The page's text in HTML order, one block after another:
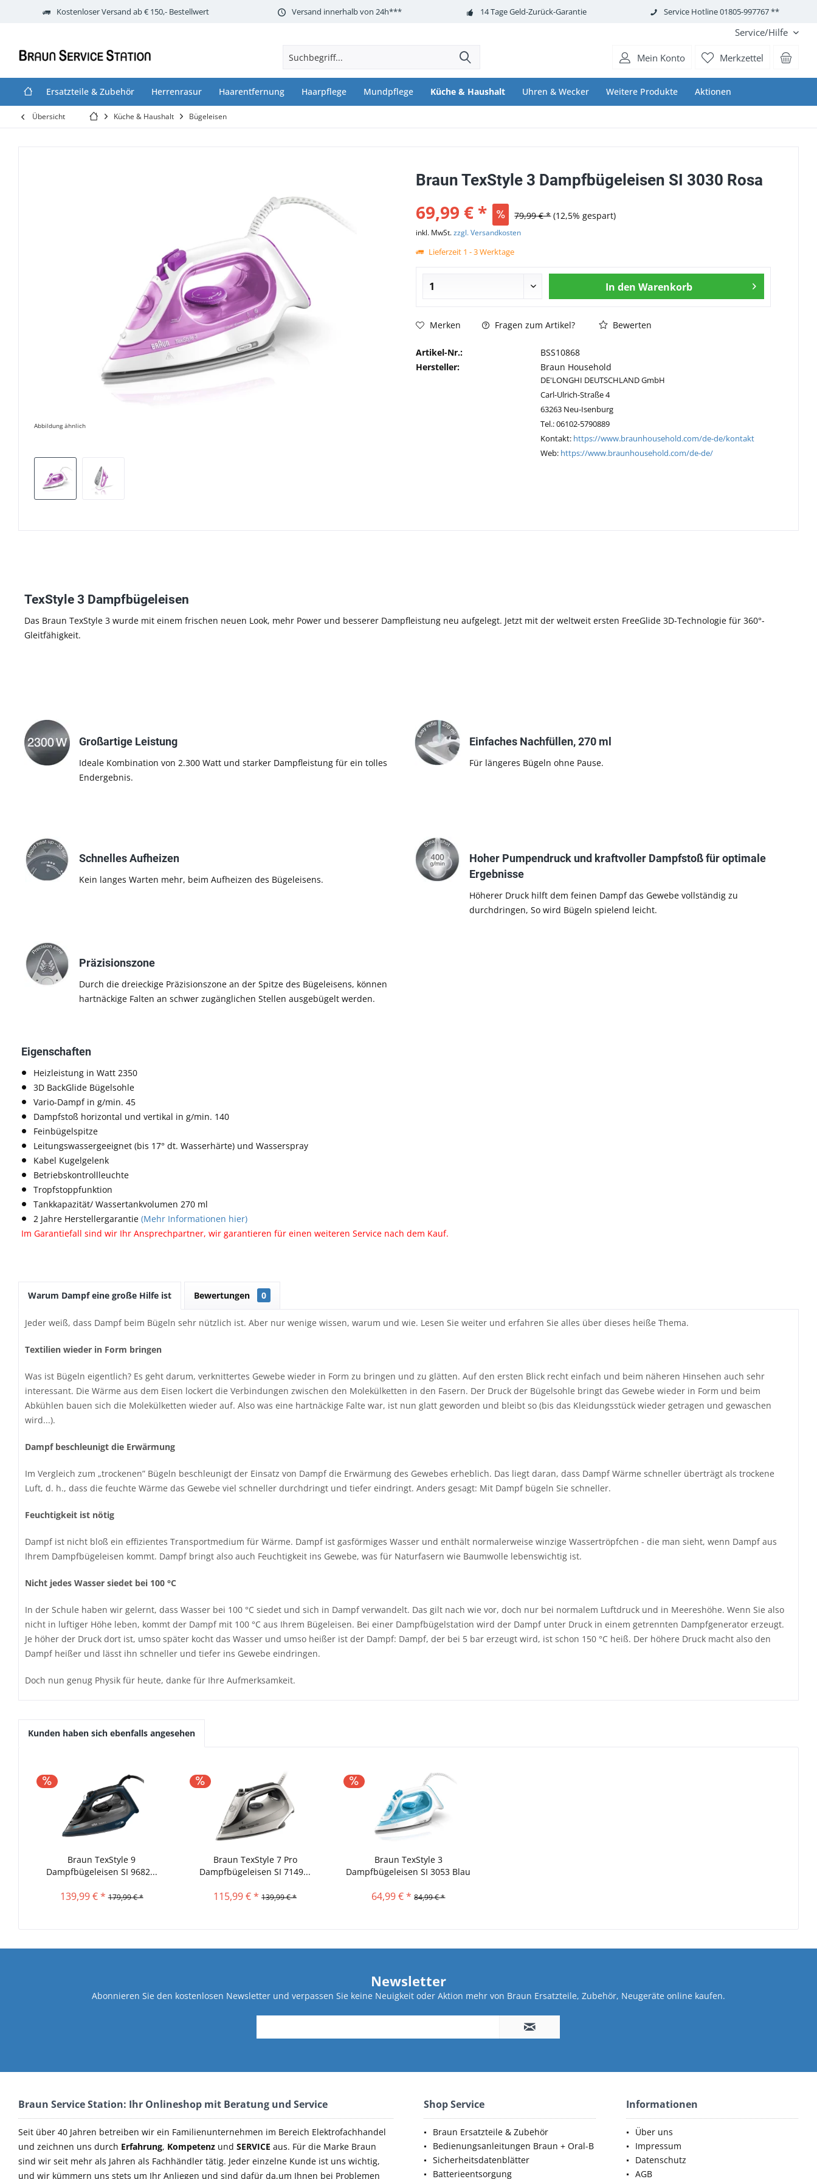
Kostenloser Versand ab € 150,- Bestellwert Versand innerhalb von 24h*** 14 Tage Geld-Zurück-Garantie Service Hotline 01805-997767 **
Service/Hilfe
Merkzettel
Mein Konto
Ersatzteile & Zubehör Herrenrasur Haarentfernung Haarpflege Mundpflege Küche & Haushalt Uhren & Wecker Weitere Produkte Aktionen
Übersicht Küche & Haushalt Bügeleisen
Abbildung ähnlich
Braun TexStyle 3 Dampfbügeleisen SI 3030 Rosa
69,99 € * 79,99 € * (12,5% gespart)
inkl. MwSt.zzgl. Versandkosten
Lieferzeit 1 - 3 Werktage
In den Warenkorb
Merken Fragen zum Artikel? Bewerten
Artikel-Nr.:
BSS10868
Hersteller:
Braun Household
DE'LONGHI DEUTSCHLAND GmbH
Carl-Ulrich-Straße 4
63263 Neu-Isenburg
Tel.: 06102-5790889
Kontakt: https://www.braunhousehold.com/de-de/kontakt
Web: https://www.braunhousehold.com/de-de/
TexStyle 3 Dampfbügeleisen
Das Braun TexStyle 3 wurde mit einem frischen neuen Look, mehr Power und besserer Dampfleistung neu aufgelegt. Jetzt mit der weltweit ersten FreeGlide 3D-Technologie für 360°-
Gleitfähigkeit.
Großartige Leistung
Ideale Kombination von 2.300 Watt und starker Dampfleistung für ein tolles
Endergebnis.
Einfaches Nachfüllen, 270 ml
Für längeres Bügeln ohne Pause.
Schnelles Aufheizen
Kein langes Warten mehr, beim Aufheizen des Bügeleisens.
Hoher Pumpendruck und kraftvoller Dampfstoß für optimale
Ergebnisse
Höherer Druck hilft dem feinen Dampf das Gewebe vollständig zu
durchdringen, So wird Bügeln spielend leicht.
Präzisionszone
Durch die dreieckige Präzisionszone an der Spitze des Bügeleisens, können
hartnäckige Falten an schwer zugänglichen Stellen ausgebügelt werden.
Eigenschaften
Heizleistung in Watt 2350
3D BackGlide Bügelsohle
Vario-Dampf in g/min. 45
Dampfstoß horizontal und vertikal in g/min. 140
Feinbügelspitze
Leitungswassergeeignet (bis 17° dt. Wasserhärte) und Wasserspray
Kabel Kugelgelenk
Betriebskontrollleuchte
Tropfstoppfunktion
Tankkapazität/ Wassertankvolumen 270 ml
2 Jahre Herstellergarantie (Mehr Informationen hier)
Im Garantiefall sind wir Ihr Ansprechpartner, wir garantieren für einen weiteren Service nach dem Kauf.
Warum Dampf eine große Hilfe ist Bewertungen 0
Jeder weiß, dass Dampf beim Bügeln sehr nützlich ist. Aber nur wenige wissen, warum und wie. Lesen Sie weiter und erfahren Sie alles über dieses heiße Thema.
Textilien wieder in Form bringen
Was ist Bügeln eigentlich? Es geht darum, verknittertes Gewebe wieder in Form zu bringen und zu glätten. Auf den ersten Blick recht einfach und beim näheren Hinsehen auch sehr
interessant. Die Wärme aus dem Eisen lockert die Verbindungen zwischen den Molekülketten in den Fasern. Der Druck der Bügelsohle bringt das Gewebe wieder in Form und beim
Abkühlen bauen sich die Molekülketten wieder auf. Also was eine hartnäckige Falte war, ist nun glatt geworden und bleibt so (bis das Kleidungsstück wieder getragen und gewaschen
wird...).
Dampf beschleunigt die Erwärmung
Im Vergleich zum „trockenen” Bügeln beschleunigt der Einsatz von Dampf die Erwärmung des Gewebes erheblich. Das liegt daran, dass Dampf Wärme schneller überträgt als trockene
Luft, d. h., dass die feuchte Wärme das Gewebe viel schneller durchdringt und tiefer eindringt. Anders gesagt: Mit Dampf bügeln Sie schneller.
Feuchtigkeit ist nötig
Dampf ist nicht bloß ein effizientes Transportmedium für Wärme. Dampf ist gasförmiges Wasser und enthält normalerweise winzige Wassertröpfchen - die man sieht, wenn Dampf aus
Ihrem Dampfbügeleisen kommt. Dampf bringt also auch Feuchtigkeit ins Gewebe, was für Naturfasern wie Baumwolle lebenswichtig ist.
Nicht jedes Wasser siedet bei 100 °C
In der Schule haben wir gelernt, dass Wasser bei 100 °C siedet und sich in Dampf verwandelt. Das gilt nach wie vor, doch nur bei normalem Luftdruck und in Meereshöhe. Wenn Sie also
nicht in luftiger Höhe leben, kommt der Dampf mit 100 °C aus Ihrem Bügeleisen. Bei einer Dampfbügelstation wird der Dampf unter Druck in einem getrennten Dampfgenerator erzeugt.
Je höher der Druck dort ist, umso später kocht das Wasser und umso heißer ist der Dampf: Dampf, der bei 5 bar erzeugt wird, ist schon 150 °C heiß. Der höhere Druck macht also den
Dampf heißer und lässt ihn schneller und tiefer ins Gewebe eindringen.
Doch nun genug Physik für heute, danke für Ihre Aufmerksamkeit.
Kunden haben sich ebenfalls angesehen
Braun TexStyle 9
Dampfbügeleisen SI 9682...
139,99 € * 179,99 € *
Braun TexStyle 7 Pro
Dampfbügeleisen SI 7149...
115,99 € * 139,99 € *
Braun TexStyle 3
Dampfbügeleisen SI 3053 Blau
64,99 € * 84,99 € *
Newsletter
Abonnieren Sie den kostenlosen Newsletter und verpassen Sie keine Neuigkeit oder Aktion mehr von Braun Ersatzteile, Zubehör, Neugeräte online kaufen.
Braun Service Station: Ihr Onlineshop mit Beratung und Service
Seit über 40 Jahren betreiben wir ein Familienunternehmen im Bereich Elektrofachhandel
und zeichnen uns durch Erfahrung, Kompetenz und SERVICE aus. Für die Marke Braun
sind wir seit mehr als Jahren als Fachhändler tätig. Jeder einzelne Kunde ist uns wichtig,
und wir kümmern uns stets um Ihr Anliegen und sind dafür da,um Ihnen bei Problemen
Shop Service
Braun Ersatzteile & Zubehör
Bedienungsanleitungen Braun + Oral-B
Sicherheitsdatenblätter
Batterieentsorgung
Informationen
Über uns
Impressum
Datenschutz
AGB